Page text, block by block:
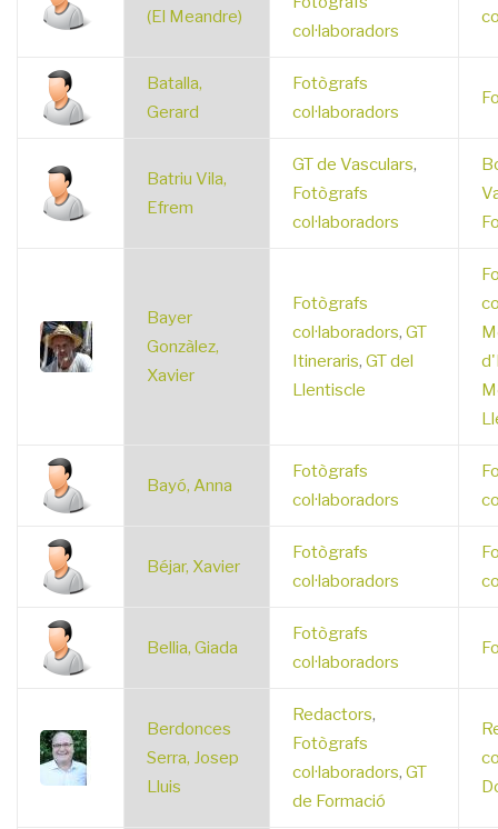
(El Meandre)
col·laboradors
Batalla,
Gerard
Fotògrafs
col·laboradors
Batriu Vila,
Efrem
GT de Vasculars,
Fotògrafs
col·laboradors
Bayer
Gonzàlez,
Xavier
Fotògrafs
col·laboradors, GT
Itineraris, GT del
Llentiscle
Bayó, Anna
Fotògrafs
col·laboradors
Béjar, Xavier
Fotògrafs
col·laboradors
Bellia, Giada
Fotògrafs
col·laboradors
Berdonces
Serra, Josep
Lluis
Redactors,
Fotògrafs
col·laboradors, GT
de Formació